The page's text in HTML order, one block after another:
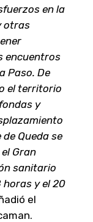
en la
otras
encuentros
Paso. De
el territorio
y
Queda se
Gran
sanitario
horas y el 20
el